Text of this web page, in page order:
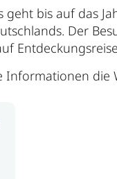
geht bis auf das
Der
Informationen die